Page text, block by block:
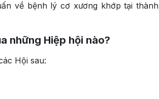
về bệnh lý cơ xương khớp tại thành
những Hiệp hội nào?
Hội sau: